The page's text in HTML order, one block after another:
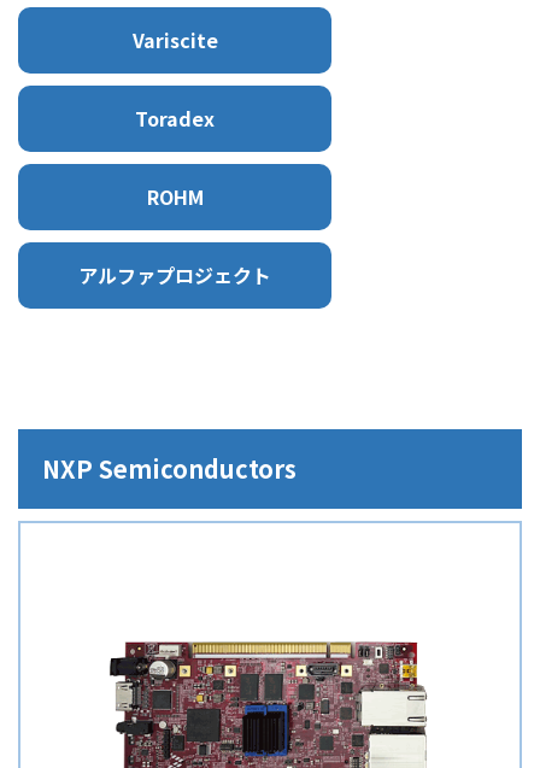
Variscite
Toradex
ROHM
アルファプロジェクト
NXP Semiconductors